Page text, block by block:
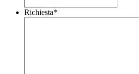
Richiesta*